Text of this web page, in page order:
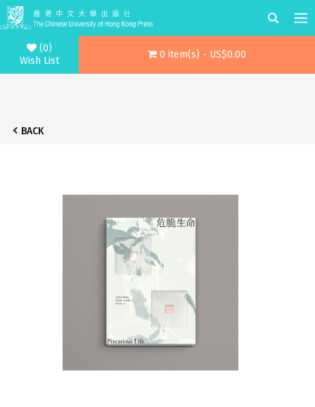
(0)
Wish List
0 item(s) - US$0.00
BACK